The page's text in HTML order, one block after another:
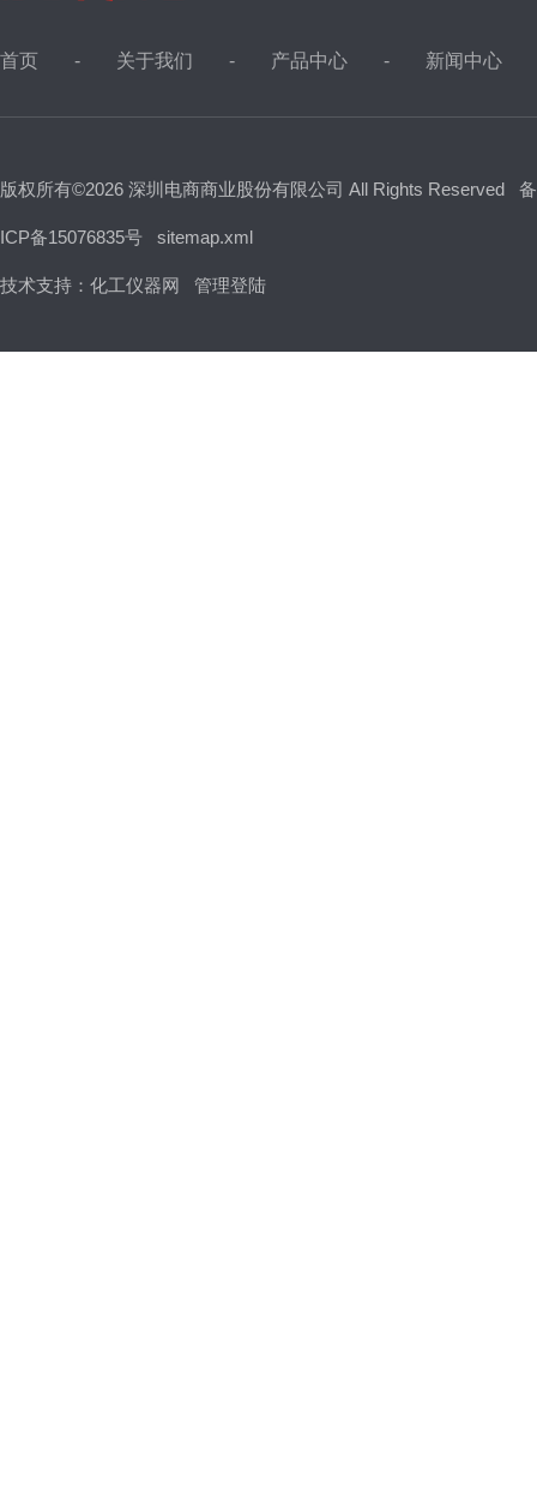
首页 关于我们 产品中心 新闻中心
版权所有©2026 深圳电商商业股份有限公司 All Rights Reserved
ICP备15076835号 sitemap.xml
技术支持： 化工仪器网 管理登陆